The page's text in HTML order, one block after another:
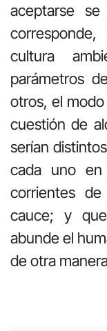
aceptarse
cultura
parámetros
otros, el
cuestión de
serían
cada uno
corrientes
cauce; y
abunde el
de otra